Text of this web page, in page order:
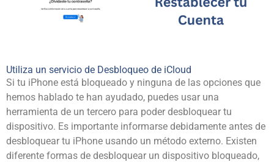
Utiliza un servicio de Desbloqueo de iCloud
Si tu iPhone está bloqueado y ninguna de las opciones que
hemos hablado te han ayudado, puedes usar una
herramienta de un tercero para poder desbloquear tu
dispositivo. Es importante informarse debidamente antes de
desbloquear tu iPhone usando un método externo. Existen
diferente formas de desbloquear un dispositivo bloqueado,